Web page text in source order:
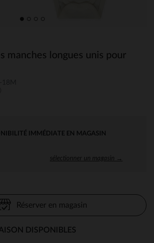
manches longues unis pour
IMMÉDIATE EN MAGASIN
sélectionner un magasin →
Réserver en magasin
DISPONIBLES